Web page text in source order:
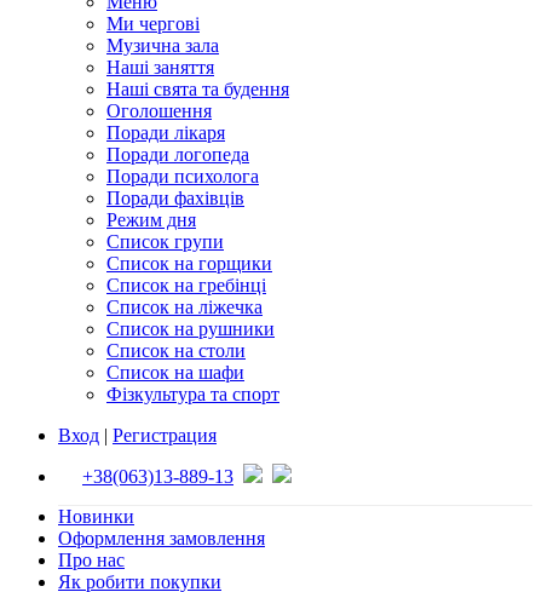
Ми чергові
Музична зала
Наші заняття
Наші свята та будення
Оголошення
Поради лікаря
Поради логопеда
Поради психолога
Поради фахівців
Режим дня
Список групи
Список на горщики
Список на гребінці
Список на ліжечка
Список на рушники
Список на столи
Список на шафи
Фізкультура та спорт
Вход | Регистрация
+38(063)13-889-13
Новинки
Оформлення замовлення
Про нас
Як робити покупки